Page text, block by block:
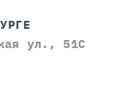
ул., 51С